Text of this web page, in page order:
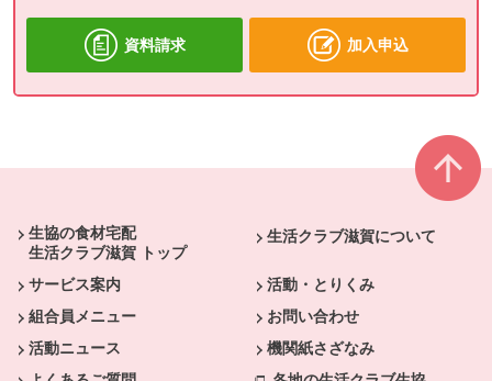
資料請求 加入申込
生協の食材宅配
生活クラブ滋賀 トップ
生活クラブ滋賀について
サービス案内
活動・とりくみ
組合員メニュー
お問い合わせ
活動ニュース
機関紙さざなみ